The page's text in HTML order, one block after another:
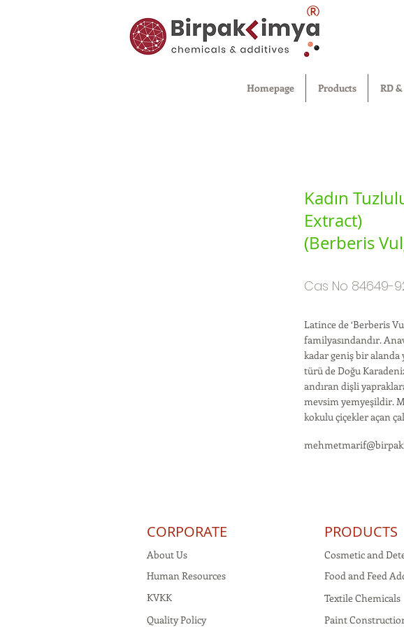
®
Homepage Products RD
Kadın
Extract)
(Berberis
Cas No 84649-
Latince de ‘Berberis
familyasındandır.
kadar geniş bir alanda
türü de Doğu
andıran dişli
mevsim yemyeşildir.
kokulu çiçekler açan
CORPORATE
About Us
Human Resources
KVKK
Quality Policy
PRODUCTS
Cosmetic and
Food and Feed
Textile Chemicals
Paint